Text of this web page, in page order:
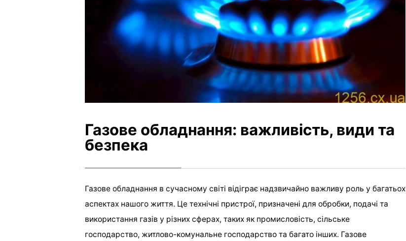
Газове обладнання: важливість, види та
безпека
Газове обладнання в сучасному світі відіграє надзвичайно важливу роль у багатьох
аспектах нашого життя. Це технічні пристрої, призначені для обробки, подачі та
використання газів у різних сферах, таких як промисловість, сільське
господарство, житлово-комунальне господарство та багато інших. Газове